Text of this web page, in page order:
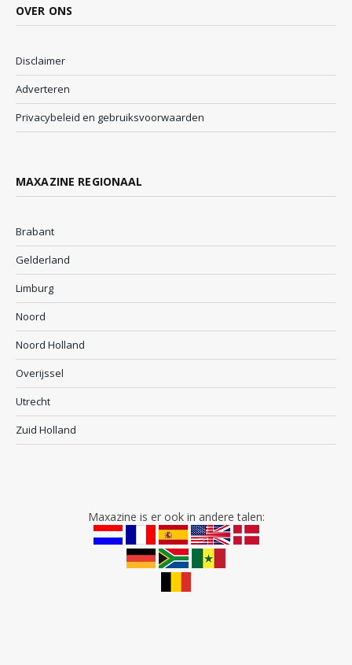
OVER ONS
Disclaimer
Adverteren
Privacybeleid en gebruiksvoorwaarden
MAXAZINE REGIONAAL
Brabant
Gelderland
Limburg
Noord
Noord Holland
Overijssel
Utrecht
Zuid Holland
Maxazine is er ook in andere talen: